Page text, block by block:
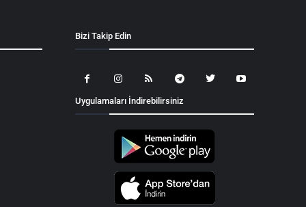
Bizi Takip Edin
Uygulamaları İndirebilirsiniz